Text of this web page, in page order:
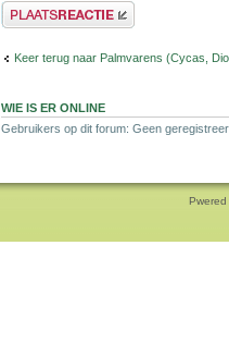
Plaats een reactie
Keer terug naar Palmvarens (Cycas,
WIE IS ER ONLINE
Gebruikers op dit forum: Geen